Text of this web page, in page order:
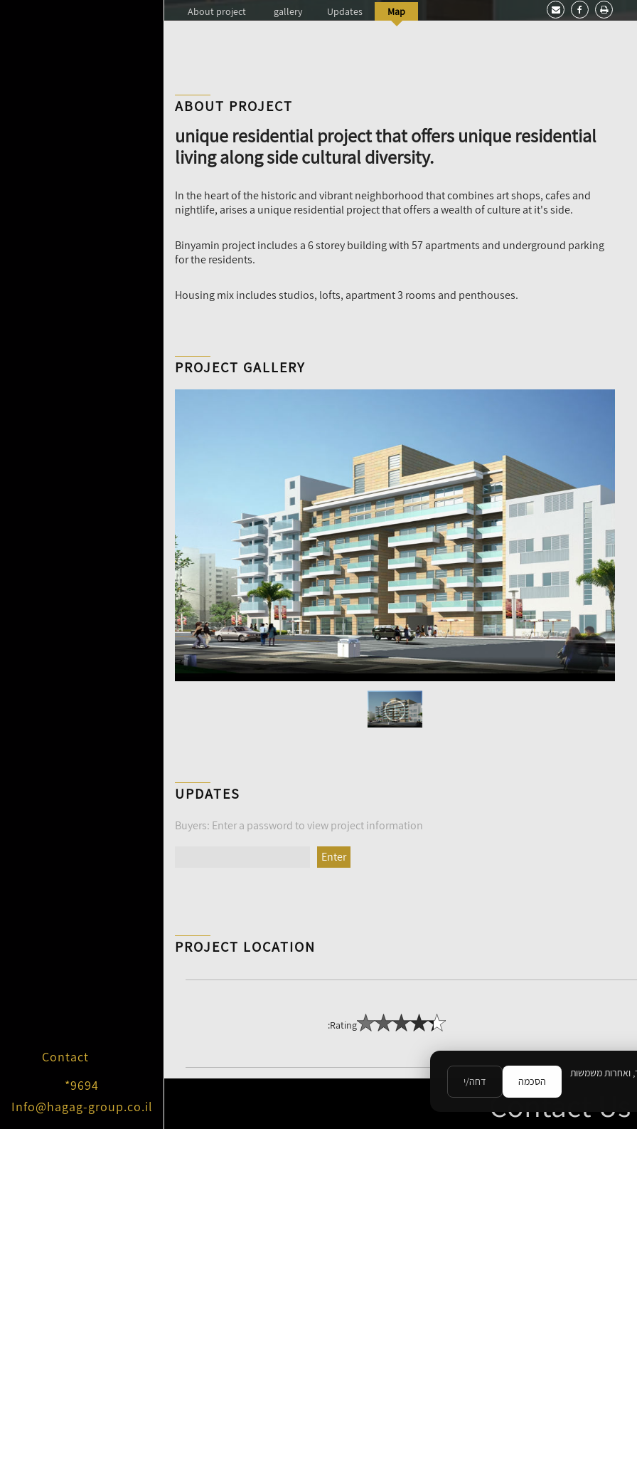
Contact
*9694
Info@hagag-group.co.il
About project gallery Updates Map
ABOUT PROJECT
unique residential project that offers unique residential
living along side cultural diversity.
In the heart of the historic and vibrant neighborhood that combines art shops, cafes and
nightlife, arises a unique residential project that offers a wealth of culture at it's side.
Binyamin project includes a 6 storey building with 57 apartments and underground parking
for the residents.
Housing mix includes studios, lofts, apartment 3 rooms and penthouses.
PROJECT GALLERY
UPDATES
Buyers: Enter a password to view project information
PROJECT LOCATION
Rating:
Contact Us
ואחרות משמשות
הסכמה דחה/י